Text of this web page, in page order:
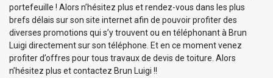
portefeuille ! Alors n’hésitez plus et rendez-vous dans les plus
brefs délais sur son site internet afin de pouvoir profiter des
diverses promotions qui s’y trouvent ou en téléphonant à Brun
Luigi directement sur son téléphone. Et en ce moment venez
profiter d’offres pour tous travaux de devis de toiture. Alors
n’hésitez plus et contactez Brun Luigi !!